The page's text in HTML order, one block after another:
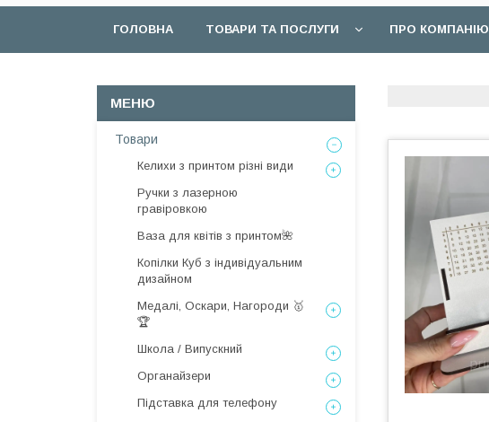
ГОЛОВНА ТОВАРИ ТА ПОСЛУГИ ПРО КОМПАНІЮ
Товари
Келихи з принтом різні види
Ручки з лазерною
гравіровкою
Ваза для квітів з принтом🌺
Копілки Куб з індивідуальним
дизайном
Медалі, Оскари, Нагороди 🥇
🏆
Школа / Випускний
Органайзери
Підставка для телефону